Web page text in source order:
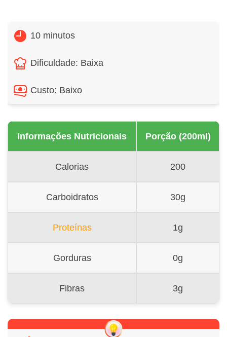
10 minutos
Dificuldade: Baixa
Custo: Baixo
Informações Nutricionais Porção (200ml)
Calorias 200
Carboidratos 30g
Proteínas 1g
Gorduras 0g
Fibras 3g